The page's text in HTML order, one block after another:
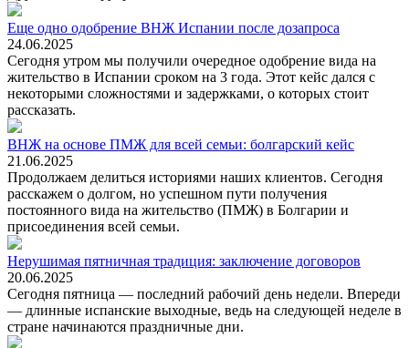
Еще одно одобрение ВНЖ Испании после дозапроса
24.06.2025
Сегодня утром мы получили очередное одобрение вида на
жительство в Испании сроком на 3 года. Этот кейс дался с
некоторыми сложностями и задержками, о которых стоит
рассказать.
ВНЖ на основе ПМЖ для всей семьи: болгарский кейс
21.06.2025
Продолжаем делиться историями наших клиентов. Сегодня
расскажем о долгом, но успешном пути получения
постоянного вида на жительство (ПМЖ) в Болгарии и
присоединения всей семьи.
Нерушимая пятничная традиция: заключение договоров
20.06.2025
Сегодня пятница — последний рабочий день недели. Впереди
— длинные испанские выходные, ведь на следующей неделе в
стране начинаются праздничные дни.